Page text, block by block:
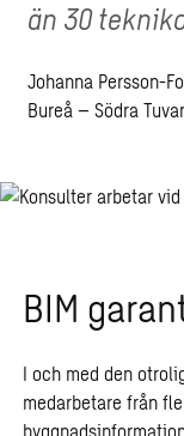
än 30
Johanna Persson-
Bureå – Södra
BIM
I och med den
medarbetare från